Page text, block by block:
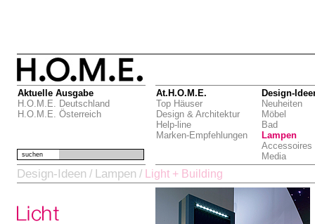
Aktuelle Ausgabe
H.O.M.E. Deutschland
H.O.M.E. Österreich
At.H.O.M.E.
Top Häuser
Design & Architektur
Help-line
Marken-Empfehlungen
Design-
Neuheiten
Möbel
Bad
Lampen
Accessoires
Media
suchen
Design-Ideen / Lampen / Light + Building